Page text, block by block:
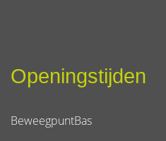
Openingstijden
BeweegpuntBas